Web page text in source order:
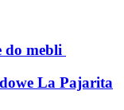
do mebli
La Pajarita